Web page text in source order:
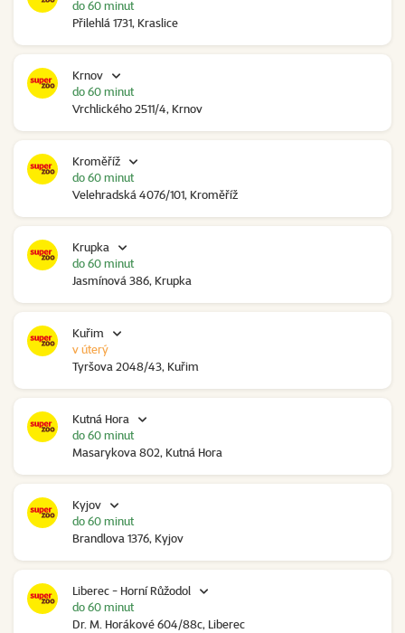
Přilehlá 1731, Kraslice
do 60 minut
Krnov
Vrchlického 2511/4, Krnov
do 60 minut
Kroměříž
Velehradská 4076/101, Kroměříž
do 60 minut
Krupka
Jasmínová 386, Krupka
do 60 minut
Kuřim
Tyršova 2048/43, Kuřim
v úterý
Kutná Hora
Masarykova 802, Kutná Hora
do 60 minut
Kyjov
Brandlova 1376, Kyjov
do 60 minut
Liberec - Horní Růžodol
Dr. M. Horákové 604/88c, Liberec
do 60 minut